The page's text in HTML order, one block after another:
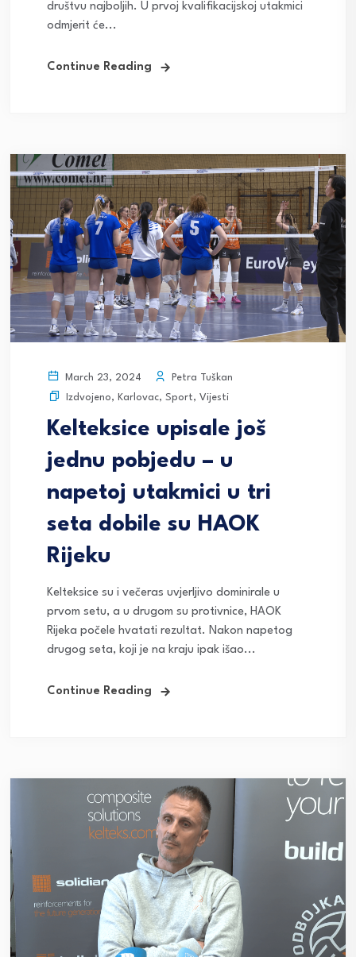
društvu najboljih. U prvoj kvalifikacijskoj utakmici
odmjerit će...
Continue Reading
March 23, 2024
Petra Tuškan
Izdvojeno, Karlovac, Sport, Vijesti
Kelteksice upisale još
jednu pobjedu – u
napetoj utakmici u tri
seta dobile su HAOK
Rijeku
Kelteksice su i večeras uvjerljivo dominirale u
prvom setu, a u drugom su protivnice, HAOK
Rijeka počele hvatati rezultat. Nakon napetog
drugog seta, koji je na kraju ipak išao...
Continue Reading